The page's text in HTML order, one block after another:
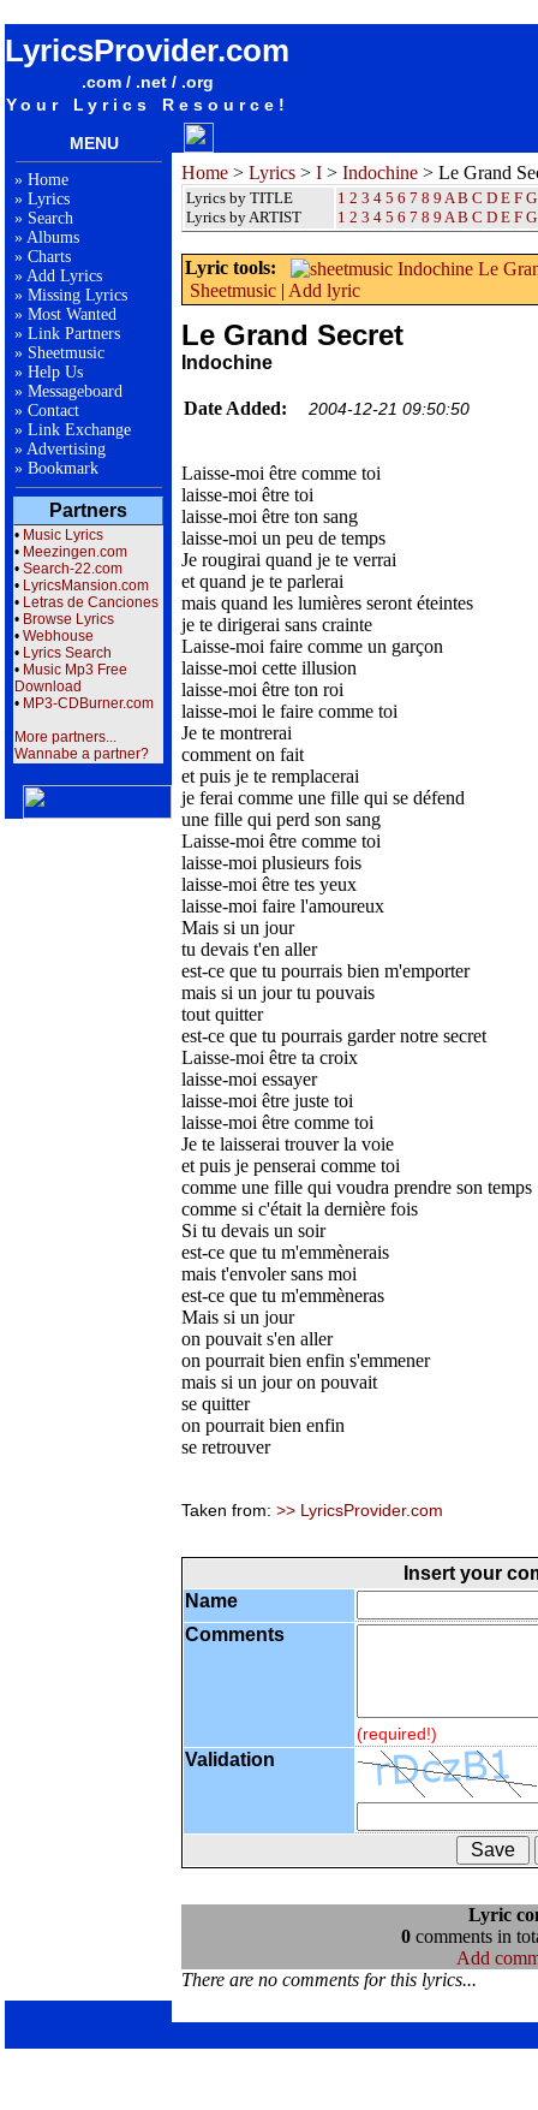
LyricsProvider.com
.com / .net / .org
Your Lyrics Resource!
MENU
» Home
» Lyrics
» Search
» Albums
» Charts
» Add Lyrics
» Missing Lyrics
» Most Wanted
» Link Partners
» Sheetmusic
» Help Us
» Messageboard
» Contact
» Link Exchange
» Advertising
» Bookmark
Partners
• Music Lyrics
• Meezingen.com
• Search-22.com
• LyricsMansion.com
• Letras de Canciones
• Browse Lyrics
• Webhouse
• Lyrics Search
• Music Mp3 Free
Download
• MP3-CDBurner.com
More partners...
Wannabe a partner?
Home > Lyrics > I > Indochine > Le Grand
Lyrics by TITLE
Lyrics by ARTIST
1 2 3 4 5 6 7 8 9 A B C D E F G
1 2 3 4 5 6 7 8 9 A B C D E F G
Lyric tools:
Sheetmusic | Add lyric
Le Grand Secret
Indochine
Date Added: 2004-12-21 09:50:50
Laisse-moi être comme toi
laisse-moi être toi
laisse-moi être ton sang
laisse-moi un peu de temps
Je rougirai quand je te verrai
et quand je te parlerai
mais quand les lumières seront éteintes
je te dirigerai sans crainte
Laisse-moi faire comme un garçon
laisse-moi cette illusion
laisse-moi être ton roi
laisse-moi le faire comme toi
Je te montrerai
comment on fait
et puis je te remplacerai
je ferai comme une fille qui se défend
une fille qui perd son sang
Laisse-moi être comme toi
laisse-moi plusieurs fois
laisse-moi être tes yeux
laisse-moi faire l'amoureux
Mais si un jour
tu devais t'en aller
est-ce que tu pourrais bien m'emporter
mais si un jour tu pouvais
tout quitter
est-ce que tu pourrais garder notre secret
Laisse-moi être ta croix
laisse-moi essayer
laisse-moi être juste toi
laisse-moi être comme toi
Je te laisserai trouver la voie
et puis je penserai comme toi
comme une fille qui voudra prendre son temps
comme si c'était la dernière fois
Si tu devais un soir
est-ce que tu m'emmènerais
mais t'envoler sans moi
est-ce que tu m'emmèneras
Mais si un jour
on pouvait s'en aller
on pourrait bien enfin s'emmener
mais si un jour on pouvait
se quitter
on pourrait bien enfin
se retrouver
Taken from: >> LyricsProvider.com
Insert your
Name
Comments
(required!)
Validation
Lyric
0comments in
Add
There are no comments for this lyrics...